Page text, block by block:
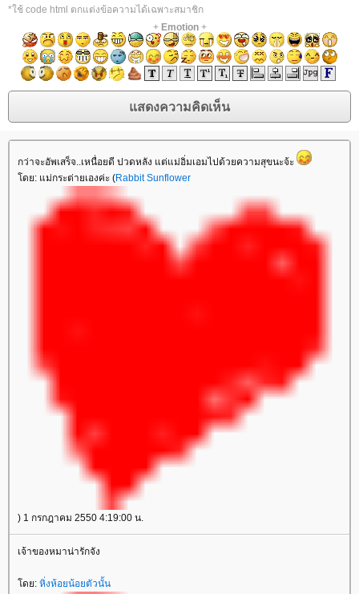
*ใช้ code html ตกแต่งข้อความได้เฉพาะสมาชิก
+ Emotion+
กว่าจะอัพเสร็จ..เหนื่อยดี ปวดหลัง แต่แม่อิ่มเอมไปด้วยความสุขนะจ้ะ
ดย: แม่กระต่ายเองค่ะ (Rabbit Sunflower
) 1 กรกฎาคม 2550 4:19:00 น.
เจ้าของหมาน่ารักจัง
ดย: หิ่งห้อยน้อยตัวนั้น